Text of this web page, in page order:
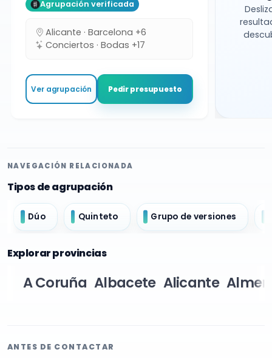
Agrupación verificada
Alicante · Barcelona +6
Conciertos · Bodas +17
Ver agrupación Pedir presupuesto
NAVEGACIÓN RELACIONADA
Tipos de agrupación
Dúo Quinteto Grupo de versiones
Explorar provincias
A Coruña Albacete Alicante
ANTES DE CONTACTAR